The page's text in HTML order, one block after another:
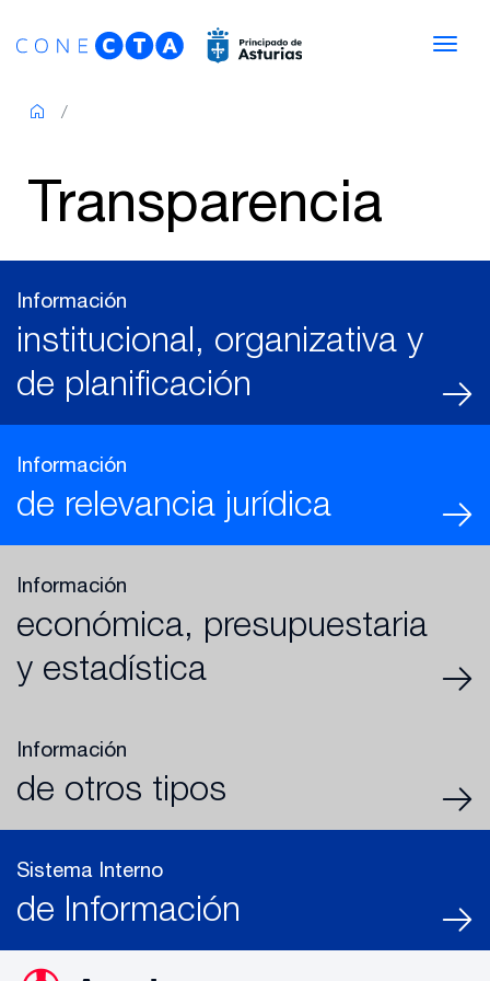
Transparencia
Información
institucional, organizativa y
de planificación
Información
de relevancia jurídica
Información
económica, presupuestaria
y estadística
Información
de otros tipos
Sistema Interno
de Información